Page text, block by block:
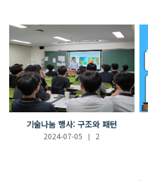
기술나눔 행사: 구조와 패턴
2024-07-05 2